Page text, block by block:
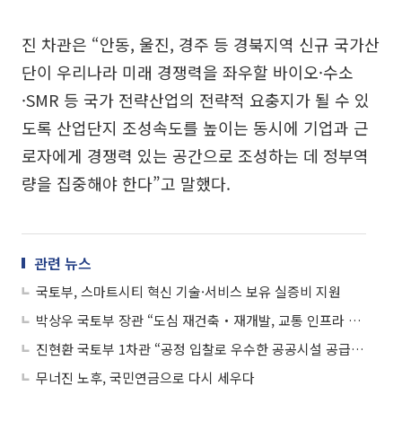
진 차관은 “안동, 울진, 경주 등 경북지역 신규 국가산
단이 우리나라 미래 경쟁력을 좌우할 바이오·수소
·SMR 등 국가 전략산업의 전략적 요충지가 될 수 있
도록 산업단지 조성속도를 높이는 동시에 기업과 근
로자에게 경쟁력 있는 공간으로 조성하는 데 정부역
량을 집중해야 한다”고 말했다.
관련 뉴스
국토부, 스마트시티 혁신 기술·서비스 보유 실증비 지원
박상우 국토부 장관 “도심 재건축‧재개발, 교통 인프라 확충해 건설투자 지속해야”
진현환 국토부 1차관 “공정 입찰로 우수한 공공시설 공급 기대”
무너진 노후, 국민연금으로 다시 세우다